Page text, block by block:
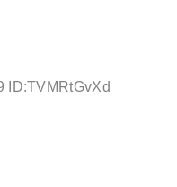
ID:TVMRtGvXd